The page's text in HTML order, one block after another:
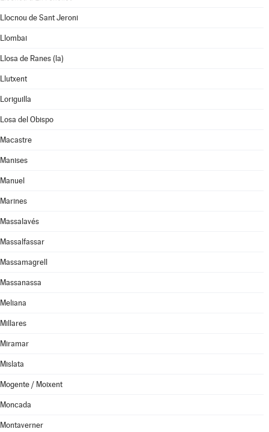
Llocnou de Sant Jeroni
Llombai
Llosa de Ranes (la)
Llutxent
Loriguilla
Losa del Obispo
Macastre
Manises
Manuel
Marines
Massalavés
Massalfassar
Massamagrell
Massanassa
Meliana
Millares
Miramar
Mislata
Mogente / Moixent
Moncada
Montaverner